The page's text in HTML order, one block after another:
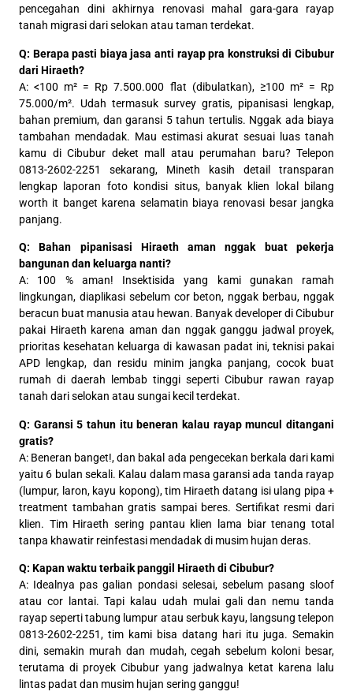
pencegahan dini akhirnya renovasi mahal gara-gara rayap
tanah migrasi dari selokan atau taman terdekat.
Q: Berapa pasti biaya jasa anti rayap pra konstruksi di Cibubur
dari Hiraeth?
A: <100 m² = Rp 7.500.000 flat (dibulatkan), ≥100 m² = Rp
75.000/m². Udah termasuk survey gratis, pipanisasi lengkap,
bahan premium, dan garansi 5 tahun tertulis. Nggak ada biaya
tambahan mendadak. Mau estimasi akurat sesuai luas tanah
kamu di Cibubur deket mall atau perumahan baru? Telepon
0813-2602-2251 sekarang, Mineth kasih detail transparan
lengkap laporan foto kondisi situs, banyak klien lokal bilang
worth it banget karena selamatin biaya renovasi besar jangka
panjang.
Q: Bahan pipanisasi Hiraeth aman nggak buat pekerja
bangunan dan keluarga nanti?
A: 100 % aman! Insektisida yang kami gunakan ramah
lingkungan, diaplikasi sebelum cor beton, nggak berbau, nggak
beracun buat manusia atau hewan. Banyak developer di Cibubur
pakai Hiraeth karena aman dan nggak ganggu jadwal proyek,
prioritas kesehatan keluarga di kawasan padat ini, teknisi pakai
APD lengkap, dan residu minim jangka panjang, cocok buat
rumah di daerah lembab tinggi seperti Cibubur rawan rayap
tanah dari selokan atau sungai kecil terdekat.
Q: Garansi 5 tahun itu beneran kalau rayap muncul ditangani
gratis?
A: Beneran banget!, dan bakal ada pengecekan berkala dari kami
yaitu 6 bulan sekali. Kalau dalam masa garansi ada tanda rayap
(lumpur, laron, kayu kopong), tim Hiraeth datang isi ulang pipa +
treatment tambahan gratis sampai beres. Sertifikat resmi dari
klien. Tim Hiraeth sering pantau klien lama biar tenang total
tanpa khawatir reinfestasi mendadak di musim hujan deras.
Q: Kapan waktu terbaik panggil Hiraeth di Cibubur?
A: Idealnya pas galian pondasi selesai, sebelum pasang sloof
atau cor lantai. Tapi kalau udah mulai gali dan nemu tanda
rayap seperti tabung lumpur atau serbuk kayu, langsung telepon
0813-2602-2251, tim kami bisa datang hari itu juga. Semakin
dini, semakin murah dan mudah, cegah sebelum koloni besar,
terutama di proyek Cibubur yang jadwalnya ketat karena lalu
lintas padat dan musim hujan sering ganggu!